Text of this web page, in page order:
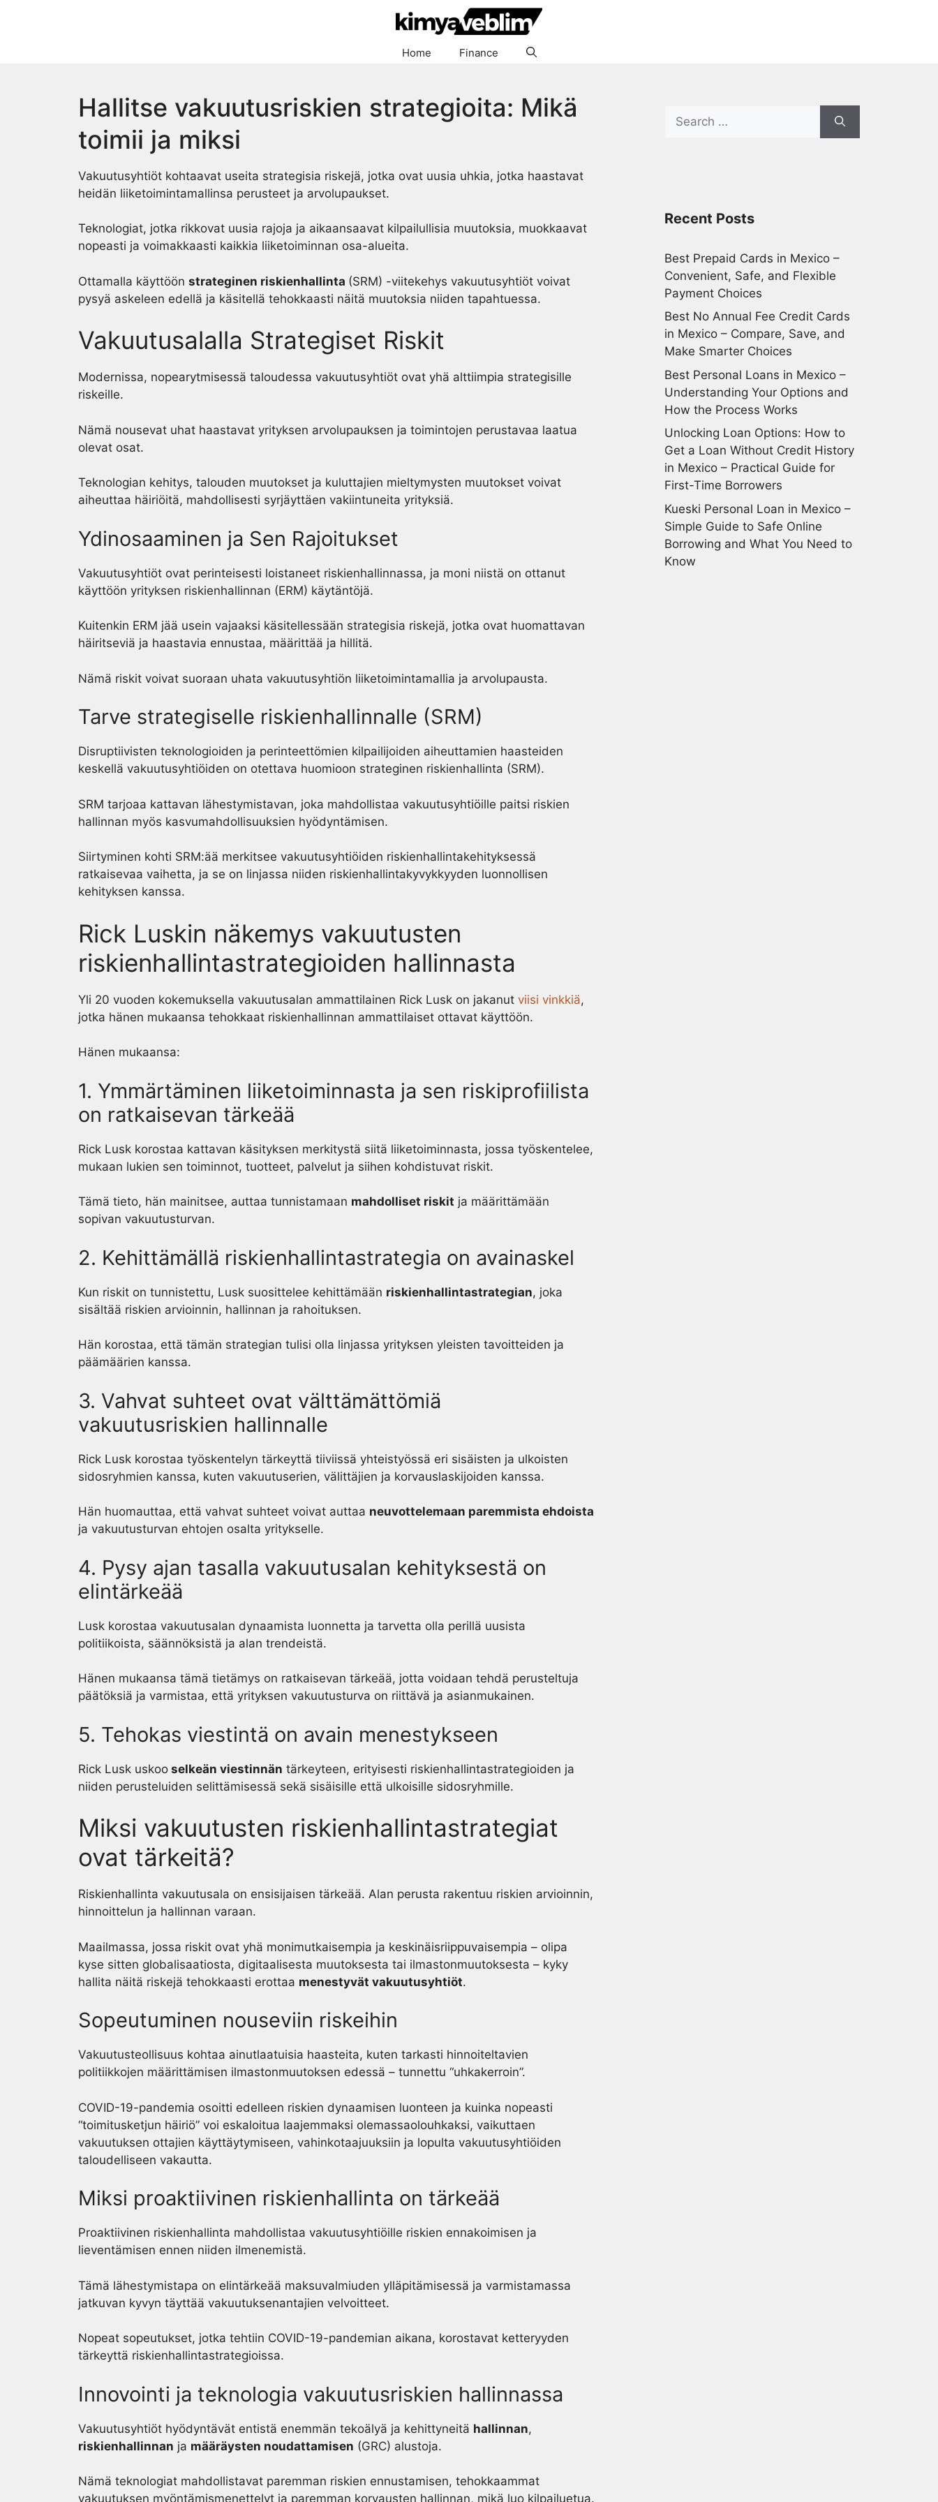
Home Finance
Hallitse vakuutusriskien strategioita: Mikä
toimii ja miksi
Vakuutusyhtiöt kohtaavat useita strategisia riskejä, jotka ovat uusia uhkia, jotka haastavat
heidän liiketoimintamallinsa perusteet ja arvolupaukset.
Teknologiat, jotka rikkovat uusia rajoja ja aikaansaavat kilpailullisia muutoksia, muokkaavat
nopeasti ja voimakkaasti kaikkia liiketoiminnan osa-alueita.
Ottamalla käyttöön strateginen riskienhallinta (SRM) -viitekehys vakuutusyhtiöt voivat
pysyä askeleen edellä ja käsitellä tehokkaasti näitä muutoksia niiden tapahtuessa.
Vakuutusalalla Strategiset Riskit
Modernissa, nopearytmisessä taloudessa vakuutusyhtiöt ovat yhä alttiimpia strategisille
riskeille.
Nämä nousevat uhat haastavat yrityksen arvolupauksen ja toimintojen perustavaa laatua
olevat osat.
Teknologian kehitys, talouden muutokset ja kuluttajien mieltymysten muutokset voivat
aiheuttaa häiriöitä, mahdollisesti syrjäyttäen vakiintuneita yrityksiä.
Ydinosaaminen ja Sen Rajoitukset
Vakuutusyhtiöt ovat perinteisesti loistaneet riskienhallinnassa, ja moni niistä on ottanut
käyttöön yrityksen riskienhallinnan (ERM) käytäntöjä.
Kuitenkin ERM jää usein vajaaksi käsitellessään strategisia riskejä, jotka ovat huomattavan
häiritseviä ja haastavia ennustaa, määrittää ja hillitä.
Nämä riskit voivat suoraan uhata vakuutusyhtiön liiketoimintamallia ja arvolupausta.
Tarve strategiselle riskienhallinnalle (SRM)
Disruptiivisten teknologioiden ja perinteettömien kilpailijoiden aiheuttamien haasteiden
keskellä vakuutusyhtiöiden on otettava huomioon strateginen riskienhallinta (SRM).
SRM tarjoaa kattavan lähestymistavan, joka mahdollistaa vakuutusyhtiöille paitsi riskien
hallinnan myös kasvumahdollisuuksien hyödyntämisen.
Siirtyminen kohti SRM:ää merkitsee vakuutusyhtiöiden riskienhallintakehityksessä
ratkaisevaa vaihetta, ja se on linjassa niiden riskienhallintakyvykkyyden luonnollisen
kehityksen kanssa.
Rick Luskin näkemys vakuutusten
riskienhallintastrategioiden hallinnasta
Yli 20 vuoden kokemuksella vakuutusalan ammattilainen Rick Lusk on jakanut viisi vinkkiä,
jotka hänen mukaansa tehokkaat riskienhallinnan ammattilaiset ottavat käyttöön.
Hänen mukaansa:
1. Ymmärtäminen liiketoiminnasta ja sen riskiprofiilista
on ratkaisevan tärkeää
Rick Lusk korostaa kattavan käsityksen merkitystä siitä liiketoiminnasta, jossa työskentelee,
mukaan lukien sen toiminnot, tuotteet, palvelut ja siihen kohdistuvat riskit.
Tämä tieto, hän mainitsee, auttaa tunnistamaan mahdolliset riskit ja määrittämään
sopivan vakuutusturvan.
2. Kehittämällä riskienhallintastrategia on avainaskel
Kun riskit on tunnistettu, Lusk suosittelee kehittämään riskienhallintastrategian, joka
sisältää riskien arvioinnin, hallinnan ja rahoituksen.
Hän korostaa, että tämän strategian tulisi olla linjassa yrityksen yleisten tavoitteiden ja
päämäärien kanssa.
3. Vahvat suhteet ovat välttämättömiä
vakuutusriskien hallinnalle
Rick Lusk korostaa työskentelyn tärkeyttä tiiviissä yhteistyössä eri sisäisten ja ulkoisten
sidosryhmien kanssa, kuten vakuutuserien, välittäjien ja korvauslaskijoiden kanssa.
Hän huomauttaa, että vahvat suhteet voivat auttaa neuvottelemaan paremmista ehdoista
ja vakuutusturvan ehtojen osalta yritykselle.
4. Pysy ajan tasalla vakuutusalan kehityksestä on
elintärkeää
Lusk korostaa vakuutusalan dynaamista luonnetta ja tarvetta olla perillä uusista
politiikoista, säännöksistä ja alan trendeistä.
Hänen mukaansa tämä tietämys on ratkaisevan tärkeää, jotta voidaan tehdä perusteltuja
päätöksiä ja varmistaa, että yrityksen vakuutusturva on riittävä ja asianmukainen.
5. Tehokas viestintä on avain menestykseen
Rick Lusk uskoo selkeän viestinnän tärkeyteen, erityisesti riskienhallintastrategioiden ja
niiden perusteluiden selittämisessä sekä sisäisille että ulkoisille sidosryhmille.
Miksi vakuutusten riskienhallintastrategiat
ovat tärkeitä?
Riskienhallinta vakuutusala on ensisijaisen tärkeää. Alan perusta rakentuu riskien arvioinnin,
hinnoittelun ja hallinnan varaan.
Maailmassa, jossa riskit ovat yhä monimutkaisempia ja keskinäisriippuvaisempia – olipa
kyse sitten globalisaatiosta, digitaalisesta muutoksesta tai ilmastonmuutoksesta – kyky
hallita näitä riskejä tehokkaasti erottaa menestyvät vakuutusyhtiöt.
Sopeutuminen nouseviin riskeihin
Vakuutusteollisuus kohtaa ainutlaatuisia haasteita, kuten tarkasti hinnoiteltavien
politiikkojen määrittämisen ilmastonmuutoksen edessä – tunnettu “uhkakerroin”.
COVID-19-pandemia osoitti edelleen riskien dynaamisen luonteen ja kuinka nopeasti
“toimitusketjun häiriö” voi eskaloitua laajemmaksi olemassaolouhkaksi, vaikuttaen
vakuutuksen ottajien käyttäytymiseen, vahinkotaajuuksiin ja lopulta vakuutusyhtiöiden
taloudelliseen vakautta.
Miksi proaktiivinen riskienhallinta on tärkeää
Proaktiivinen riskienhallinta mahdollistaa vakuutusyhtiöille riskien ennakoimisen ja
lieventämisen ennen niiden ilmenemistä.
Tämä lähestymistapa on elintärkeää maksuvalmiuden ylläpitämisessä ja varmistamassa
jatkuvan kyvyn täyttää vakuutuksenantajien velvoitteet.
Nopeat sopeutukset, jotka tehtiin COVID-19-pandemian aikana, korostavat ketteryyden
tärkeyttä riskienhallintastrategioissa.
Innovointi ja teknologia vakuutusriskien hallinnassa
Vakuutusyhtiöt hyödyntävät entistä enemmän tekoälyä ja kehittyneitä hallinnan,
riskienhallinnan ja määräysten noudattamisen (GRC) alustoja.
Nämä teknologiat mahdollistavat paremman riskien ennustamisen, tehokkaammat
vakuutuksen myöntämismenettelyt ja paremman korvausten hallinnan, mikä luo kilpailuetua.
for:
Recent Posts
Best Prepaid Cards in Mexico –
Convenient, Safe, and Flexible
Payment Choices
Best No Annual Fee Credit Cards
in Mexico – Compare, Save, and
Make Smarter Choices
Best Personal Loans in Mexico –
Understanding Your Options and
How the Process Works
Unlocking Loan Options: How to
Get a Loan Without Credit History
in Mexico – Practical Guide for
First-Time Borrowers
Kueski Personal Loan in Mexico –
Simple Guide to Safe Online
Borrowing and What You Need to
Know